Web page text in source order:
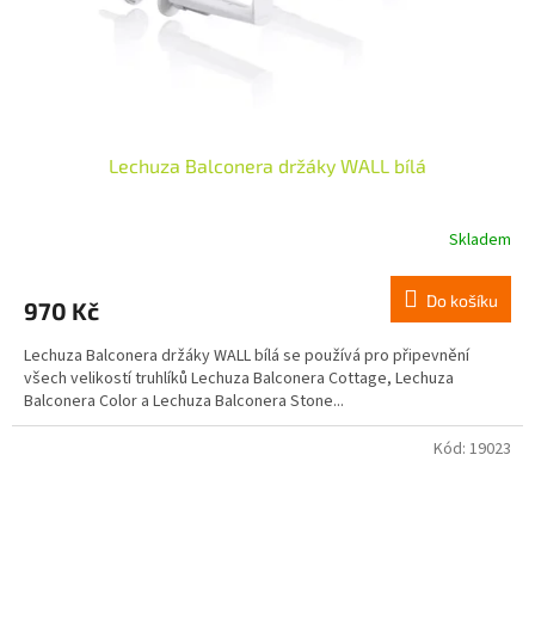
Lechuza Balconera držáky WALL bílá
Skladem
970 Kč Do košíku
Lechuza Balconera držáky WALL bílá se používá pro připevnění
všech velikostí truhlíků Lechuza Balconera Cottage, Lechuza
Balconera Color a Lechuza Balconera Stone...
Kód: 19023